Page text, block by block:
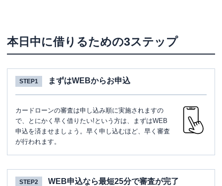
本日中に借りるための3ステップ
STEP1 まずはWEBからお申込
カードローンの審査は申し込み順に実施されますの
で、とにかく早く借りたい!という方は、まずはWEB
申込を済ませましょう。早く申し込むほど、早く審査
が行われます。
STEP2 WEB申込なら最短25分で審査が完了